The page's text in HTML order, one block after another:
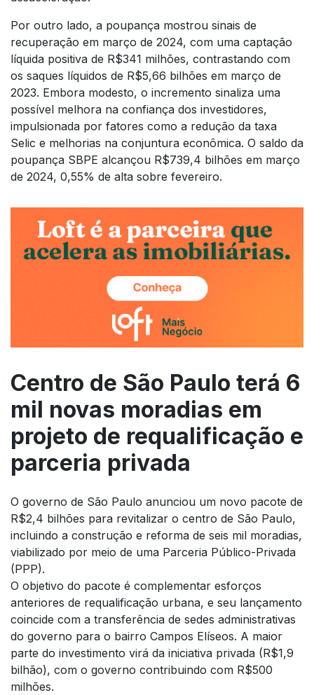
Por outro lado, a poupança mostrou sinais de
recuperação em março de 2024, com uma captação
líquida positiva de R$341 milhões, contrastando com
os saques líquidos de R$5,66 bilhões em março de
2023. Embora modesto, o incremento sinaliza uma
possível melhora na confiança dos investidores,
impulsionada por fatores como a redução da taxa
Selic e melhorias na conjuntura econômica. O saldo da
poupança SBPE alcançou R$739,4 bilhões em março
de 2024, 0,55% de alta sobre fevereiro.
Centro de São Paulo terá 6
mil novas moradias em
projeto de requalificação e
parceria privada
O governo de São Paulo anunciou um novo pacote de
R$2,4 bilhões para revitalizar o centro de São Paulo,
incluindo a construção e reforma de seis mil moradias,
viabilizado por meio de uma Parceria Público-Privada
(PPP).
O objetivo do pacote é complementar esforços
anteriores de requalificação urbana, e seu lançamento
coincide com a transferência de sedes administrativas
do governo para o bairro Campos Elíseos. A maior
parte do investimento virá da iniciativa privada (R$1,9
bilhão), com o governo contribuindo com R$500
milhões.